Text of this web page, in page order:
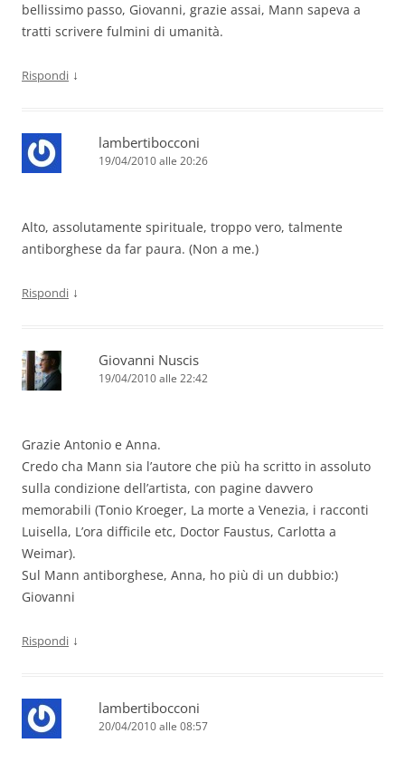
bellissimo passo, Giovanni, grazie assai, Mann sapeva a
tratti scrivere fulmini di umanità.
Rispondi ↓
lambertibocconi
19/04/2010 alle 20:26
Alto, assolutamente spirituale, troppo vero, talmente
antiborghese da far paura. (Non a me.)
Rispondi ↓
Giovanni Nuscis
19/04/2010 alle 22:42
Grazie Antonio e Anna.
Credo cha Mann sia l’autore che più ha scritto in assoluto
sulla condizione dell’artista, con pagine davvero
memorabili (Tonio Kroeger, La morte a Venezia, i racconti
Luisella, L’ora difficile etc, Doctor Faustus, Carlotta a
Weimar).
Sul Mann antiborghese, Anna, ho più di un dubbio:)
Giovanni
Rispondi ↓
lambertibocconi
20/04/2010 alle 08:57